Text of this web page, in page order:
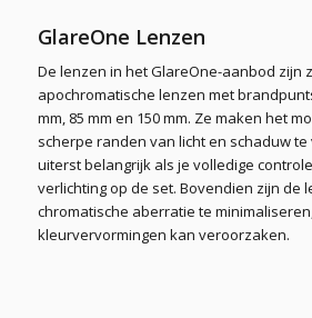
GlareOne Lenzen
De lenzen in het GlareOne-aanbod zijn
apochromatische lenzen met
mm, 85 mm en 150 mm. Ze maken het
scherpe randen van licht en schaduw te
uiterst belangrijk als je volledige
verlichting op de set. Bovendien zijn de
chromatische aberratie te
kleurvervormingen kan veroorzaken.